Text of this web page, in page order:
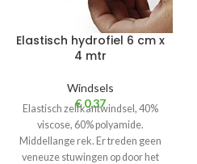
Elastisch hydrofiel 6 cm x
4 mtr
Windsels
€ 0,37
Elastisch zelfkantwindsel, 40%
viscose, 60% polyamide.
Middellange rek. Er treden geen
veneuze stuwingen op door het